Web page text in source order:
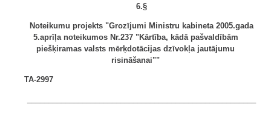
6.§
Noteikumu projekts "Grozījumi Ministru kabineta 2005.gada
5.aprīļa noteikumos Nr.237 "Kārtība, kādā pašvaldībām
piešķiramas valsts mērķdotācijas dzīvokļa jautājumu
risināšanai""
TA-2997